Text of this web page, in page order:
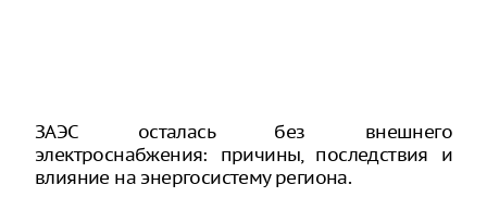
ЗАЭС осталась без внешнего
электроснабжения: причины, последствия и
влияние на энергосистему региона.